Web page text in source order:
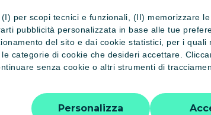
per scopi tecnici e funzionali, (II) memorizzare
pubblicità personalizzata in base alle tue
del sito e dai cookie statistici, per i quali
categorie di cookie che desideri accettare.
senza cookie o altri strumenti di
Personalizza
- Tutti i diritti riservati - P.IVA 02886650346